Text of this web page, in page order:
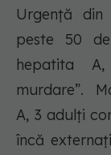
Urgenţă din
peste 50
hepatita
murdare”.
A, 3 adulţi
încă